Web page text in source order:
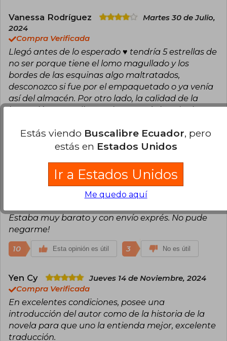
Vanessa Rodríguez
Martes 30 de Julio,
2024
Compra Verificada
Llegó antes de lo esperado ♥️ tendría 5 estrellas de
no ser porque tiene el lomo magullado y los
bordes de las esquinas algo maltratados,
desconozco si fue por el empaquetado o ya venía
así del almacén. Por otro lado, la calidad de la
impresión es media, en algunas páginas la tinta
poco a la vista. Una observación extra: no tiene
notas al pie. Por si alguien se lo preguntaba
Esta opinión es útil 2 No es útil
Domingo 17 de Octubre, 2021
Estaba muy barato y con envío exprés. No pude
negarme!
10 Esta opinión es útil 3 No es útil
Yen Cy
Jueves 14 de Noviembre, 2024
Compra Verificada
En excelentes condiciones, posee una
introducción del autor como de la historia de la
novela para que uno la entienda mejor, excelente
traducción.
Estás viendo Buscalibre Ecuador, pero
estás en Estados Unidos
Ir a Estados Unidos
Me quedo aquí